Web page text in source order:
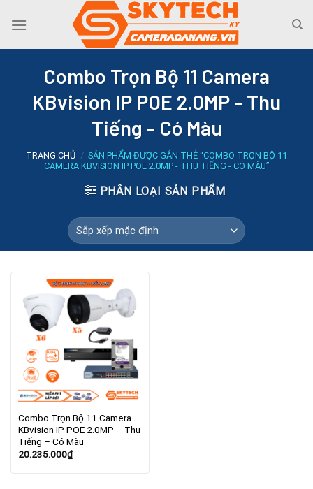
Combo Trọn Bộ 11 Camera
KBvision IP POE 2.0MP - Thu
Tiếng - Có Màu
TRANG CHỦ / SẢN PHẨM ĐƯỢC GẮN THẺ “COMBO TRỌN BỘ 11
CAMERA KBVISION IP POE 2.0MP - THU TIẾNG - CÓ MÀU”
PHÂN LOẠI SẢN PHẨM
Combo Trọn Bộ 11 Camera
KBvision IP POE 2.0MP – Thu
Tiếng – Có Màu
20.235.000₫